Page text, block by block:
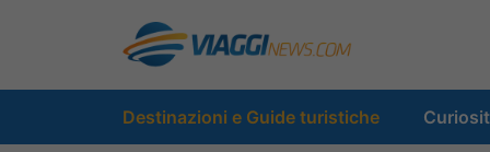
contenuto
Destinazioni e Guide turistiche